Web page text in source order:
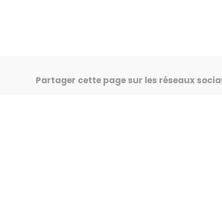
Partager cette page sur les réseaux